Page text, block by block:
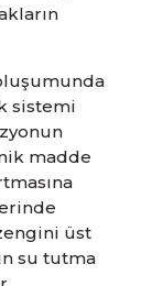
sistemi
madde
üst
su tutma